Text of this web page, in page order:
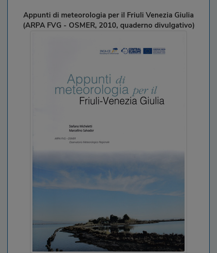
Appunti di meteorologia per il Friuli Venezia Giulia
(ARPA FVG - OSMER, 2010, quaderno divulgativo)